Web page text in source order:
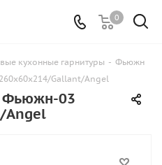
0
кухонные гарнитуры - Фьюжн
Gallant/Angel
Фьюжн-03
Angel